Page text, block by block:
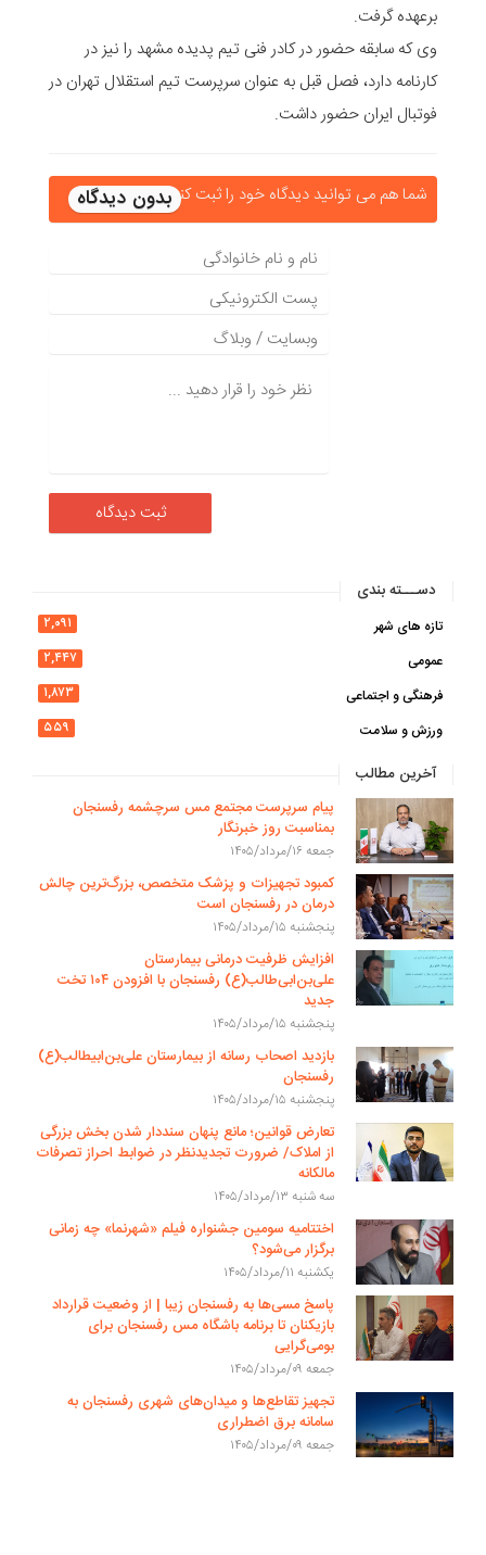
برعهده گرفت.
وی که سابقه حضور در کادر فنی تیم پدیده مشهد را نیز در
کارنامه دارد، فصل قبل به عنوان سرپرست تیم استقلال تهران در
فوتبال ایران حضور داشت.
شما هم می توانید دیدگاه خود را ثبت کنید
دســـته بندی
تازه های شهر
۲,۰۹۱
عمومی
۲,۴۴۷
فرهنگی و اجتماعی
۱,۸۷۳
ورزش و سلامت
۵۵۹
آخرین مطالب
پیام سرپرست مجتمع مس سرچشمه رفسنجان
بمناسبت روز خبرنگار
جمعه ۱۶/مرداد/۱۴۰۵
کمبود تجهیزات و پزشک متخصص، بزرگ‌ترین چالش
درمان در رفسنجان است
پنجشنبه ۱۵/مرداد/۱۴۰۵
افزایش ظرفیت درمانی بیمارستان
علی‌بن‌ابی‌طالب(ع) رفسنجان با افزودن ۱۰۴ تخت
جدید
پنجشنبه ۱۵/مرداد/۱۴۰۵
بازدید اصحاب رسانه از بیمارستان علی‌بن‌ابیطالب(ع)
رفسنجان
پنجشنبه ۱۵/مرداد/۱۴۰۵
تعارض قوانین؛ مانع پنهان سنددار شدن بخش بزرگی
از املاک/ ضرورت تجدیدنظر در ضوابط احراز تصرفات
مالکانه
سه شنبه ۱۳/مرداد/۱۴۰۵
اختتامیه سومین جشنواره فیلم «شهرنما» چه زمانی
برگزار می‌شود؟
یکشنبه ۱۱/مرداد/۱۴۰۵
پاسخ مسی‌ها به رفسنجان زیبا | از وضعیت قرارداد
بازیکنان تا برنامه باشگاه مس رفسنجان برای
بومی‌گرایی
جمعه ۰۹/مرداد/۱۴۰۵
تجهیز تقاطع‌ها و میدان‌های شهری رفسنجان به
سامانه برق اضطراری
جمعه ۰۹/مرداد/۱۴۰۵